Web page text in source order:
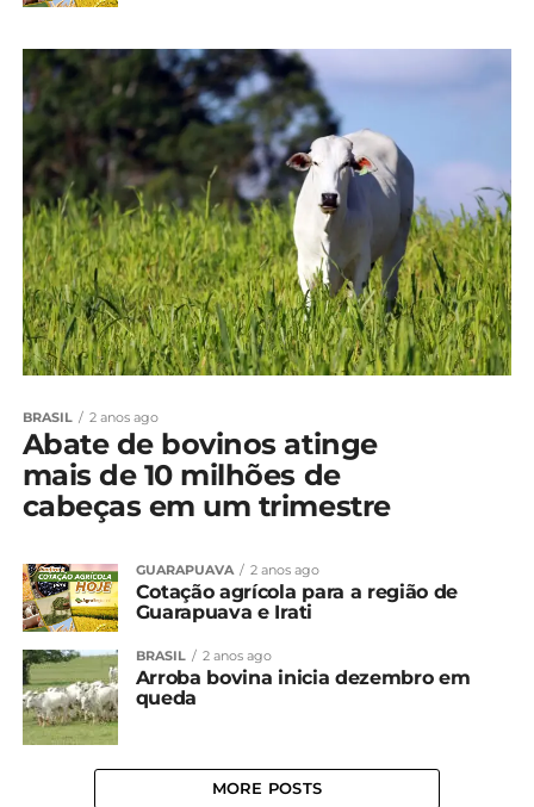
BRASIL 2 anos ago
Abate de bovinos atinge
mais de 10 milhões de
cabeças em um trimestre
GUARAPUAVA 2 anos ago
Cotação agrícola para a região de
Guarapuava e Irati
BRASIL 2 anos ago
Arroba bovina inicia dezembro em
queda
MORE POSTS